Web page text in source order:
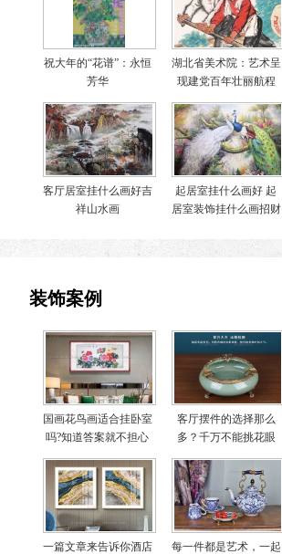
祝大年的“花谱”：永恒
芳华
湖北省美术院：艺术呈
现建党百年壮丽航程
客厅居室挂什么画好吉
祥山水画
起居室挂什么画好 起
居室装饰挂什么画招财
装饰案例
国画花鸟画适合挂卧室
吗?知道答案就不担心
客厅摆件的选择那么
多？千万不能挑花眼
一篇文章来告诉你酒店
每一件都是艺术，一起